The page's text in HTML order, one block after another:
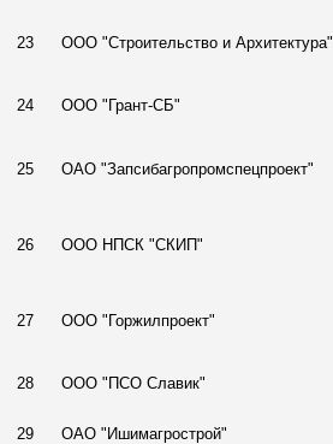
23 ООО "Строительство и Архитектура"
24 ООО "Грант-СБ"
25 ОАО "Запсибагропромспецпроект"
26 ООО НПСК "СКИП"
27 ООО "Горжилпроект"
28 ООО "ПСО Славик"
29 ОАО "Ишимагрострой"